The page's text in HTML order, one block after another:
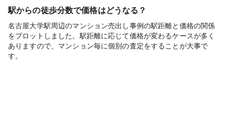
駅からの徒歩分数で価格はどうなる？
名古屋大学駅周辺のマンション売出し事例の駅距離と価格の関係
をプロットしました。駅距離に応じて価格が変わるケースが多く
ありますので、マンション毎に個別の査定をすることが大事で
す。